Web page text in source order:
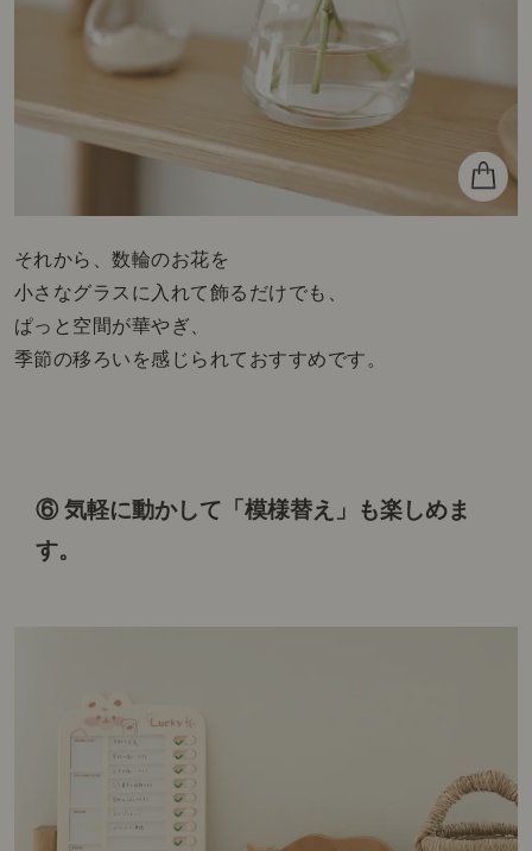
それから、数輪のお花を
小さなグラスに入れて飾るだけでも、
ぱっと空間が華やぎ、
季節の移ろいを感じられておすすめです。
⑥ 気軽に動かして「模様替え」も楽しめま
す。